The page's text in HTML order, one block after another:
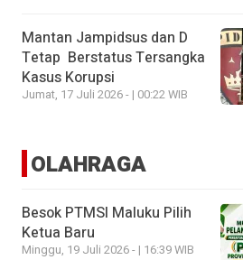
Mantan Jampidsus dan D
Tetap Berstatus Tersangka
Kasus Korupsi
Jumat, 17 Juli 2026 - | 00:22 WIB
OLAHRAGA
Besok PTMSI Maluku Pilih
Ketua Baru
Minggu, 19 Juli 2026 - | 16:39 WIB